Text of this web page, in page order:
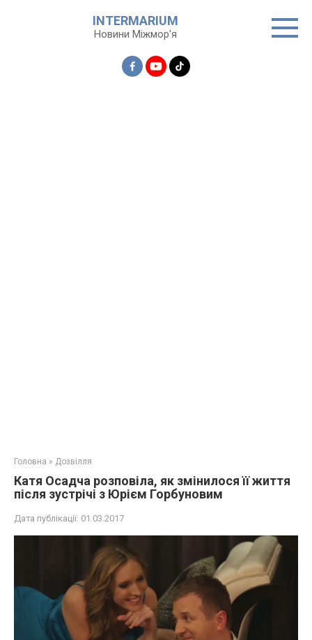
INTERMARIUM
Новини Міжмор'я
Головна » Дозвілля
Катя Осадча розповіла, як змінилося її життя
після зустрічі з Юрієм Горбуновим
Дата публікації: 01.03.2017